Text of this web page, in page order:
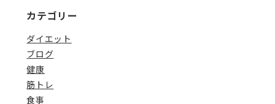
カテゴリー
ダイエット
ブログ
健康
筋トレ
食事